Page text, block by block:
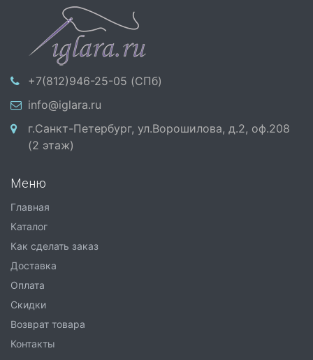
+7(812)946-25-05 (СПб)
info@iglara.ru
г.Санкт-Петербург, ул.Ворошилова, д.2, оф.208
(2 этаж)
Меню
Главная
Каталог
Как сделать заказ
Доставка
Оплата
Скидки
Возврат товара
Контакты